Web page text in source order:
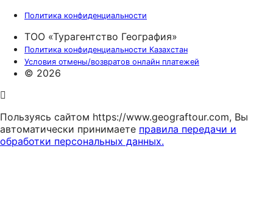
Политика конфиденциальности
ТОО «Турагентство География»
Политика конфиденциальности Казахстан
Условия отмены/возвратов онлайн платежей
© 2026
Пользуясь сайтом https://www.geograftour.com, Вы
автоматически принимаете правила передачи и
обработки персональных данных.